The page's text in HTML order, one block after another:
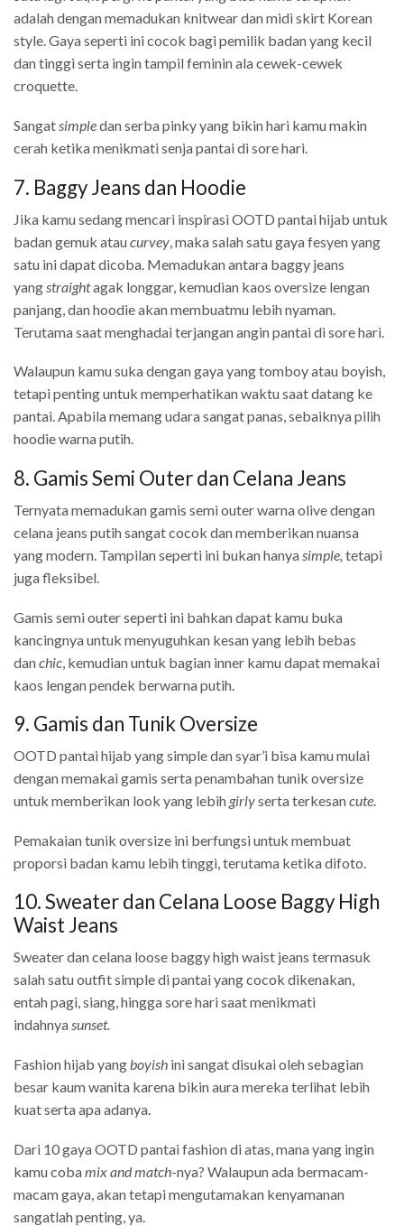
adalah dengan memadukan knitwear dan midi skirt Korean
style. Gaya seperti ini cocok bagi pemilik badan yang kecil
dan tinggi serta ingin tampil feminin ala cewek-cewek
croquette.
Sangatsimpledan serba pinky yang bikin hari kamu makin
cerah ketika menikmati senja pantai di sore hari.
7. Baggy Jeans dan Hoodie
Jika kamu sedang mencari inspirasi OOTD pantai hijab untuk
badan gemuk ataucurvey , maka salah satu gaya fesyen yang
satu ini dapat dicoba. Memadukan antara baggy jeans
yang straightagak longgar, kemudian kaos oversize lengan
panjang, dan hoodie akan membuatmu lebih nyaman.
Terutama saat menghadai terjangan angin pantai di sore hari.
Walaupun kamu suka dengan gaya yang tomboy atau boyish,
tetapi penting untuk memperhatikan waktu saat datang ke
pantai. Apabila memang udara sangat panas, sebaiknya pilih
hoodie warna putih.
8. Gamis Semi Outer dan Celana Jeans
Ternyata memadukan gamis semi outer warna olive dengan
celana jeans putih sangat cocok dan memberikan nuansa
yang modern. Tampilan seperti ini bukan hanyasimple, tetapi
juga fleksibel.
Gamis semi outer seperti ini bahkan dapat kamu buka
kancingnya untuk menyuguhkan kesan yang lebih bebas
danchic , kemudian untuk bagian inner kamu dapat memakai
kaos lengan pendek berwarna putih.
9. Gamis dan Tunik Oversize
OOTD pantai hijab yang simple dan syar’i bisa kamu mulai
dengan memakai gamis serta penambahan tunik oversize
untuk memberikan look yang lebih girlyserta terkesancute.
Pemakaian tunik oversize ini berfungsi untuk membuat
proporsi badan kamu lebih tinggi, terutama ketika difoto.
10. Sweater dan Celana Loose Baggy High
Waist Jeans
Sweater dan celana loose baggy high waist jeans termasuk
salah satu outfit simple di pantai yang cocok dikenakan,
entah pagi, siang, hingga sore hari saat menikmati
indahnyasunset.
Fashion hijab yangboyish ini sangat disukai oleh sebagian
besar kaum wanita karena bikin aura mereka terlihat lebih
kuat serta apa adanya.
Dari 10 gaya OOTD pantai fashion di atas, mana yang ingin
kamu coba mix and match-nya? Walaupun ada bermacam-
macam gaya, akan tetapi mengutamakan kenyamanan
sangatlah penting, ya.